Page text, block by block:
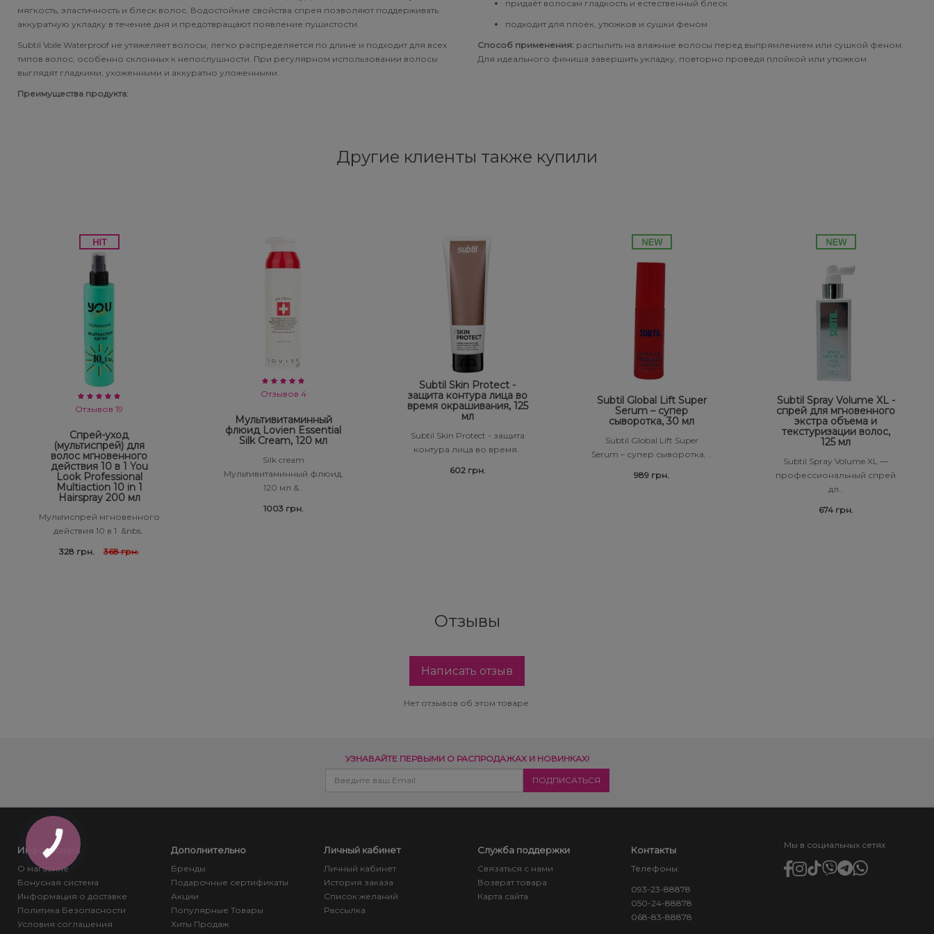
мягкость, эластичность и блеск волос. Водостойкие свойства спрея позволяют поддерживать
аккуратную укладку в течение дня и предотвращают появление пушистости.
Subtil Voile Waterproof не утяжеляет волосы, легко распределяется по длине и подходит для всех
типов волос, особенно склонных к непослушности. При регулярном использовании волосы
выглядят гладкими, ухоженными и аккуратно уложенными.
Преимущества продукта:
придаёт волосам гладкость и естественный блеск
подходит для плоек, утюжков и сушки феном
Способ применения: распылить на влажные волосы перед выпрямлением или сушкой феном.
Для идеального финиша завершить укладку, повторно проведя плойкой или утюжком.
Другие клиенты также купили
Отзывов 19
Спрей-уход
(мультиспрей) для
волос мгновенного
действия 10 в 1 You
Look Professional
Multiaction 10 in 1
Hairspray 200 мл
Мультиспрей мгновенного
действия 10 в 1 &nbs..
328 грн.
368 грн.
Отзывов 4
Мультивитаминный
флюид Lovien Essential
Silk Cream, 120 мл
Silk cream
Мультивитаминный флюид,
120 мл &..
1003 грн.
Subtil Skin Protect -
защита контура лица во
время окрашивания, 125
мл
Subtil Skin Protect - защита
контура лица во время..
602 грн.
Subtil Global Lift Super
Serum – супер
сыворотка, 30 мл
Subtil Global Lift Super
Serum – супер сыворотка, ..
989 грн.
Subtil Spray Volume XL -
спрей для мгновенного
экстра объема и
текстуризации волос,
125 мл
Subtil Spray Volume XL —
профессиональный спрей
дл..
674 грн.
Отзывы
Написать отзыв
Нет отзывов об этом товаре.
УЗНАВАЙТЕ ПЕРВЫМИ О РАСПРОДАЖАХ И НОВИНКАХ!
Информация
О магазине
Бонусная система
Информация о доставке
Политика Безопасности
Условия соглашения
Дополнительно
Бренды
Подарочные сертификаты
Акции
Популярные Товары
Хиты Продаж
Личный кабинет
Личный кабинет
История заказа
Список желаний
Рассылка
Служба поддержки
Связаться с нами
Возврат товара
Карта сайта
Контакты
Телефоны:
093-23-88878
050-24-88878
068-83-88878
Мы в социальных сетях
Subtil Global Lift - Глубокое восстановление
Subtil Man XY - Серия для мужчин: для ухода и укладки
Subtil Retouch Lab - защита цвета волос
You Look Glamour
You Look Professional